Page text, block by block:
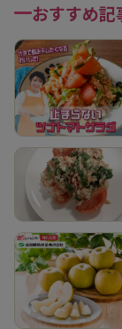
おすすめ記